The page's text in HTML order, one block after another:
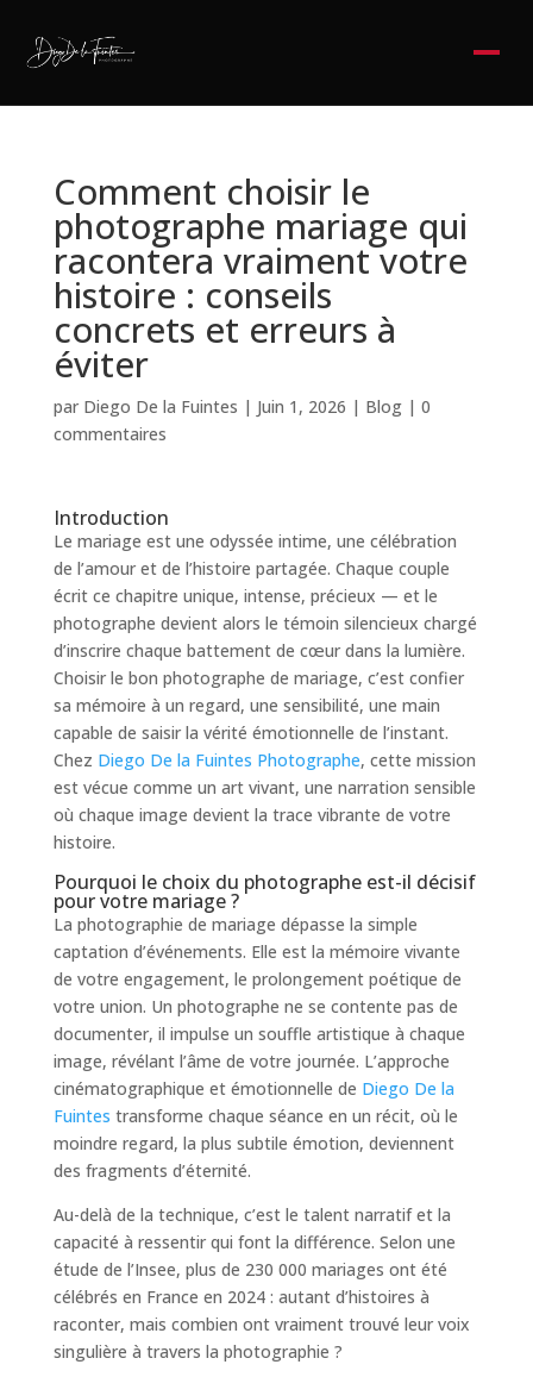
Comment choisir le
photographe mariage qui
racontera vraiment votre
histoire : conseils
concrets et erreurs à
éviter
par Diego De la Fuintes | Juin 1, 2026 | Blog| 0
commentaires
Introduction
Le mariage est une odyssée intime, une célébration
de l’amour et de l’histoire partagée. Chaque couple
écrit ce chapitre unique, intense, précieux — et le
photographe devient alors le témoin silencieux chargé
d’inscrire chaque battement de cœur dans la lumière.
Choisir le bon photographe de mariage, c’est confier
sa mémoire à un regard, une sensibilité, une main
capable de saisir la vérité émotionnelle de l’instant.
Chez Diego De la Fuintes Photographe, cette mission
est vécue comme un art vivant, une narration sensible
où chaque image devient la trace vibrante de votre
histoire.
Pourquoi le choix du photographe est-il décisif
pour votre mariage ?
La photographie de mariage dépasse la simple
captation d’événements. Elle est la mémoire vivante
de votre engagement, le prolongement poétique de
votre union. Un photographe ne se contente pas de
documenter, il impulse un souffle artistique à chaque
image, révélant l’âme de votre journée. L’approche
cinématographique et émotionnelle de Diego De la
Fuintes transforme chaque séance en un récit, où le
moindre regard, la plus subtile émotion, deviennent
des fragments d’éternité.
Au-delà de la technique, c’est le talent narratif et la
capacité à ressentir qui font la différence. Selon une
étude de l’Insee, plus de 230 000 mariages ont été
célébrés en France en 2024 : autant d’histoires à
raconter, mais combien ont vraiment trouvé leur voix
singulière à travers la photographie ?